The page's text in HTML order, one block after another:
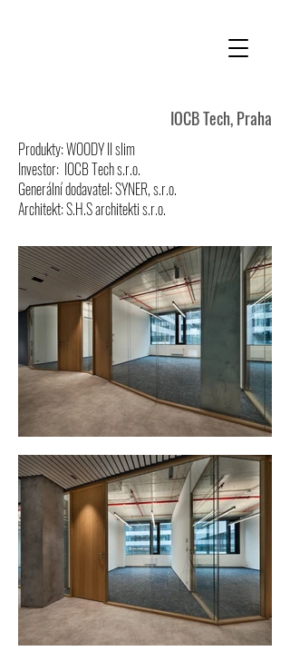
IOCB Tech, Praha
Produkty: WOODY II slim
Investor: IOCB Tech s.r.o.
Generální dodavatel: SYNER, s.r.o.
Architekt:S.H.S architekti s.r.o.